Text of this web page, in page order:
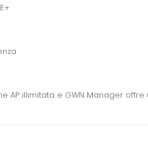
AP illimitata e GWN Manager